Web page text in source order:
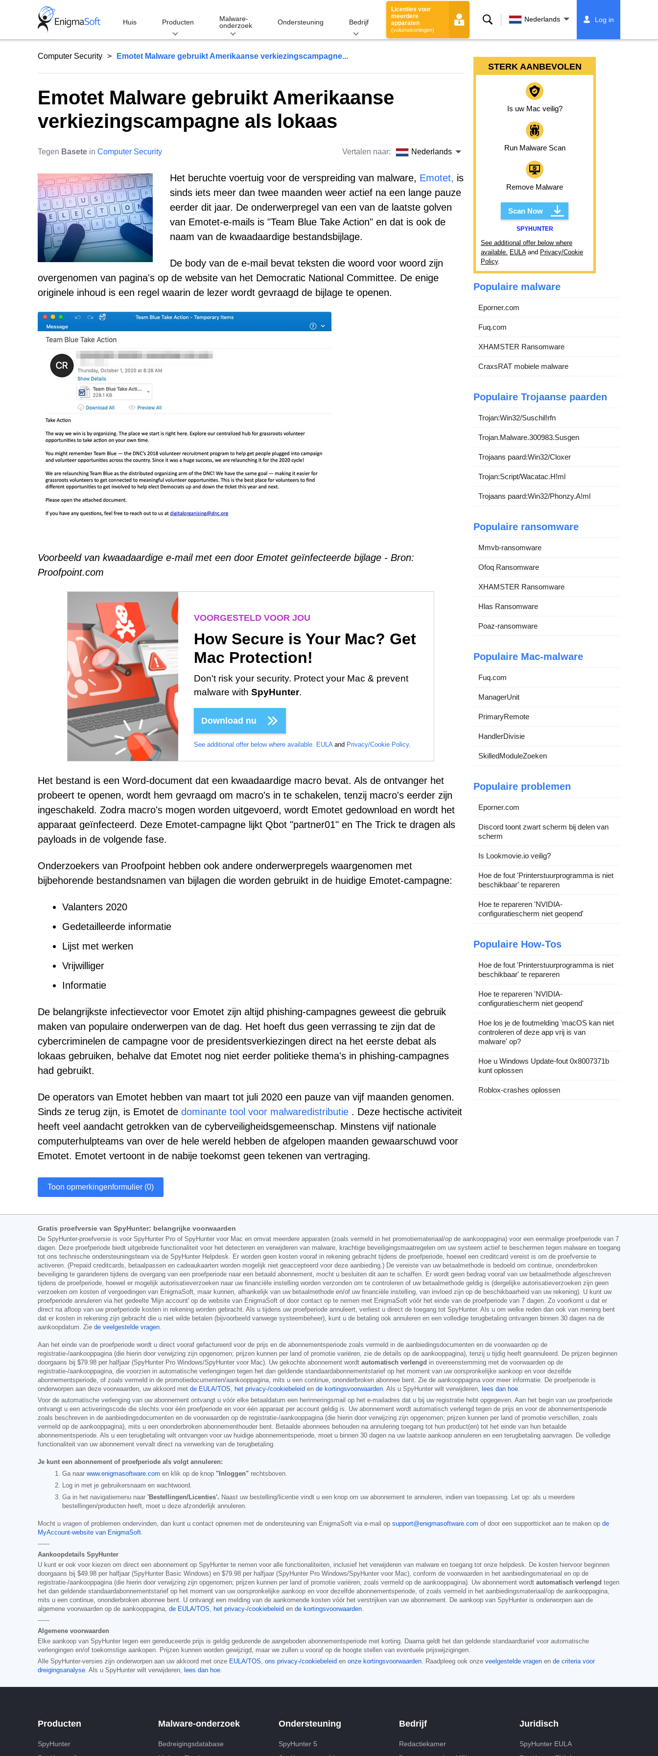
Huis Producten
Malware-
onderzoek
Ondersteuning Bedrijf
Licenties voor
meerdere
apparaten
(volumekortingen)
Zoeken Nederlands Log in
Computer Security Emotet Malware gebruikt Amerikaanse verkiezingscampagne...
Emotet Malware gebruikt Amerikaanse
verkiezingscampagne als lokaas
Tegen Basete in Computer Security Vertalen naar: Nederlands
Het beruchte voertuig voor de verspreiding van malware, Emotet, is
sinds iets meer dan twee maanden weer actief na een lange pauze
eerder dit jaar. De onderwerpregel van een van de laatste golven
van Emotet-e-mails is "Team Blue Take Action" en dat is ook de
naam van de kwaadaardige bestandsbijlage.
De body van de e-mail bevat teksten die woord voor woord zijn
overgenomen van pagina's op de website van het Democratic National Committee. De enige
originele inhoud is een regel waarin de lezer wordt gevraagd de bijlage te openen.
Voorbeeld van kwaadaardige e-mail met een door Emotet geïnfecteerde bijlage - Bron:
Proofpoint.com
VOORGESTELD VOOR JOU
How Secure is Your Mac? Get
Mac Protection!
Don't risk your security. Protect your Mac & prevent
malware with SpyHunter.
Download nu
See additional offer below where available. EULAand Privacy/Cookie Policy.
Het bestand is een Word-document dat een kwaadaardige macro bevat. Als de ontvanger het
probeert te openen, wordt hem gevraagd om macro's in te schakelen, tenzij macro's eerder zijn
ingeschakeld. Zodra macro's mogen worden uitgevoerd, wordt Emotet gedownload en wordt het
apparaat geïnfecteerd. Deze Emotet-campagne lijkt Qbot "partner01" en The Trick te dragen als
payloads in de volgende fase.
Onderzoekers van Proofpoint hebben ook andere onderwerpregels waargenomen met
bijbehorende bestandsnamen van bijlagen die worden gebruikt in de huidige Emotet-campagne:
Valanters 2020
Gedetailleerde informatie
Lijst met werken
Vrijwilliger
Informatie
De belangrijkste infectievector voor Emotet zijn altijd phishing-campagnes geweest die gebruik
maken van populaire onderwerpen van de dag. Het hoeft dus geen verrassing te zijn dat de
cybercriminelen de campagne voor de presidentsverkiezingen direct na het eerste debat als
lokaas gebruiken, behalve dat Emotet nog niet eerder politieke thema's in phishing-campagnes
had gebruikt.
De operators van Emotet hebben van maart tot juli 2020 een pauze van vijf maanden genomen.
Sinds ze terug zijn, is Emotet de dominante tool voor malwaredistributie . Deze hectische activiteit
heeft veel aandacht getrokken van de cyberveiligheidsgemeenschap. Minstens vijf nationale
computerhulpteams van over de hele wereld hebben de afgelopen maanden gewaarschuwd voor
Emotet. Emotet vertoont in de nabije toekomst geen tekenen van vertraging.
Toon opmerkingenformulier (0)
STERK AANBEVOLEN
Is uw Mac veilig?
Run Malware Scan
Remove Malware
Scan Now
SPYHUNTER
See additional offer below where
available. EULAand Privacy/Cookie
Policy.
Populaire malware
Eporner.com
Fuq.com
XHAMSTER Ransomware
CraxsRAT mobiele malware
Populaire Trojaanse paarden
Trojan:Win32/Suschil!rfn
Trojan.Malware.300983.Susgen
Trojaans paard:Win32/Cloxer
Trojan:Script/Wacatac.H!ml
Trojaans paard:Win32/Phonzy.A!ml
Populaire ransomware
Mmvb-ransomware
Ofoq Ransomware
XHAMSTER Ransomware
Hlas Ransomware
Poaz-ransomware
Populaire Mac-malware
Fuq.com
ManagerUnit
PrimaryRemote
HandlerDivisie
SkilledModuleZoeken
Populaire problemen
Eporner.com
Discord toont zwart scherm bij delen van
scherm
Is Lookmovie.io veilig?
Hoe de fout 'Printerstuurprogramma is niet
beschikbaar' te repareren
Hoe te repareren 'NVIDIA-
configuratiescherm niet geopend'
Populaire How-Tos
Hoe de fout 'Printerstuurprogramma is niet
beschikbaar' te repareren
Hoe te repareren 'NVIDIA-
configuratiescherm niet geopend'
Hoe los je de foutmelding 'macOS kan niet
controleren of deze app vrij is van
malware' op?
Hoe u Windows Update-fout 0x8007371b
kunt oplossen
Roblox-crashes oplossen
Gratis proefversie van SpyHunter: belangrijke voorwaarden
De SpyHunter-proefversie is voor SpyHunter Pro of SpyHunter voor Mac en omvat meerdere apparaten (zoals vermeld in het promotiemateriaal/op de aankooppagina) voor een eenmalige proefperiode van 7
dagen. Deze proefperiode biedt uitgebreide functionaliteit voor het detecteren en verwijderen van malware, krachtige beveiligingsmaatregelen om uw systeem actief te beschermen tegen malware en toegang
tot ons technische ondersteuningsteam via de SpyHunter Helpdesk. Er worden geen kosten vooraf in rekening gebracht tijdens de proefperiode, hoewel een creditcard vereist is om de proefversie te
activeren. (Prepaid creditcards, betaalpassen en cadeaukaarten worden mogelijk niet geaccepteerd voor deze aanbieding.) De vereiste van uw betaalmethode is bedoeld om continue, ononderbroken
beveiliging te garanderen tijdens de overgang van een proefperiode naar een betaald abonnement, mocht u besluiten dit aan te schaffen. Er wordt geen bedrag vooraf van uw betaalmethode afgeschreven
tijdens de proefperiode, hoewel er mogelijk autorisatieverzoeken naar uw financiële instelling worden verzonden om te controleren of uw betaalmethode geldig is (dergelijke autorisatieverzoeken zijn geen
verzoeken om kosten of vergoedingen van EnigmaSoft, maar kunnen, afhankelijk van uw betaalmethode en/of uw financiële instelling, van invloed zijn op de beschikbaarheid van uw rekening). U kunt uw
proefperiode annuleren via het gedeelte 'Mijn account' op de website van EnigmaSoft of door contact op te nemen met EnigmaSoft vóór het einde van de proefperiode van 7 dagen. Zo voorkomt u dat er
direct na afloop van uw proefperiode kosten in rekening worden gebracht. Als u tijdens uw proefperiode annuleert, verliest u direct de toegang tot SpyHunter. Als u om welke reden dan ook van mening bent
dat er kosten in rekening zijn gebracht die u niet wilde betalen (bijvoorbeeld vanwege systeembeheer), kunt u de betaling ook annuleren en een volledige terugbetaling ontvangen binnen 30 dagen na de
aankoopdatum. Zie de veelgestelde vragen
Aan het einde van de proefperiode wordt u direct vooraf gefactureerd voor de prijs en de abonnementsperiode zoals vermeld in de aanbiedingsdocumenten en de voorwaarden op de
registratie-/aankooppagina (die hierin door verwijzing zijn opgenomen; prijzen kunnen per land of promotie variëren, zie de details op de aankooppagina), tenzij u tijdig heeft geannuleerd. De prijzen beginnen
doorgaans bij $79.98 per halfjaar (SpyHunter Pro Windows/SpyHunter voor Mac). Uw gekochte abonnement wordt automatisch verlengd in overeenstemming met de voorwaarden op de
registratie-/aankooppagina, die voorzien in automatische verlengingen tegen het dan geldende standaardabonnementstarief op het moment van uw oorspronkelijke aankoop en voor dezelfde
abonnementsperiode, of zoals vermeld in de promotiedocumenten/aankooppagina, mits u een continue, ononderbroken abonnee bent. Zie de aankooppagina voor meer informatie. De proefperiode is
onderworpen aan deze voorwaarden, uw akkoord met de EULA/TOS het privacy-/cookiebeleid en de kortingsvoorwaarden . Als u SpyHunter wilt verwijderen, lees dan hoe
Voor de automatische verlenging van uw abonnement ontvangt u vóór elke betaaldatum een herinneringsmail op het e-mailadres dat u bij uw registratie hebt opgegeven. Aan het begin van uw proefperiode
ontvangt u een activeringscode die slechts voor één proefperiode en voor één apparaat per account geldig is. Uw abonnement wordt automatisch verlengd tegen de prijs en voor de abonnementsperiode
zoals beschreven in de aanbiedingsdocumenten en de voorwaarden op de registratie-/aankooppagina (die hierin door verwijzing zijn opgenomen; prijzen kunnen per land of promotie verschillen, zoals
vermeld op de aankooppagina), mits u een ononderbroken abonnementhouder bent. Betaalde abonnees behouden na annulering toegang tot hun product(en) tot het einde van hun betaalde
abonnementsperiode. Als u een terugbetaling wilt ontvangen voor uw huidige abonnementsperiode, moet u binnen 30 dagen na uw laatste aankoop annuleren en een terugbetaling aanvragen. De volledige
functionaliteit van uw abonnement vervalt direct na verwerking van de terugbetaling.
Je kunt een abonnement of proefperiode als volgt annuleren:
Ga naar www.enigmasoftware.com en klik op de knop "Inloggen" rechtsboven.
Log in met je gebruikersnaam en wachtwoord.
Ga in het navigatiemenu naar 'Bestellingen/Licenties'. Naast uw bestelling/licentie vindt u een knop om uw abonnement te annuleren, indien van toepassing. Let op: als u meerdere
bestellingen/producten heeft, moet u deze afzonderlijk annuleren.
Mocht u vragen of problemen ondervinden, dan kunt u contact opnemen met de ondersteuning van EnigmaSoft via e-mail op support@enigmasoftware.com of door een supportticket aan te maken op de
MyAccount-website van EnigmaSoft.
------
Aankoopdetails SpyHunter
U kunt er ook voor kiezen om direct een abonnement op SpyHunter te nemen voor alle functionaliteiten, inclusief het verwijderen van malware en toegang tot onze helpdesk. De kosten hiervoor beginnen
doorgaans bij $49.98 per halfjaar (SpyHunter Basic Windows) en $79.98 per halfjaar (SpyHunter Pro Windows/SpyHunter voor Mac), conform de voorwaarden in het aanbiedingsmateriaal en op de
registratie-/aankooppagina (die hierin door verwijzing zijn opgenomen; prijzen kunnen per land of promotie variëren, zoals vermeld op de aankooppagina). Uw abonnement wordt automatisch verlengd tegen
het dan geldende standaardabonnementstarief op het moment van uw oorspronkelijke aankoop en voor dezelfde abonnementsperiode, of zoals vermeld in het aanbiedingsmateriaal/op de aankooppagina,
mits u een continue, ononderbroken abonnee bent. U ontvangt een melding van de aankomende kosten vóór het verstrijken van uw abonnement. De aankoop van SpyHunter is onderworpen aan de
algemene voorwaarden op de aankooppagina, de EULA/TOS, het privacy-/cookiebeleid en de kortingsvoorwaarden.
------
Algemene voorwaarden
Elke aankoop van SpyHunter tegen een gereduceerde prijs is geldig gedurende de aangeboden abonnementsperiode met korting. Daarna geldt het dan geldende standaardtarief voor automatische
verlengingen en/of toekomstige aankopen. Prijzen kunnen worden gewijzigd, maar we zullen u vooraf op de hoogte stellen van eventuele prijswijzigingen.
Alle SpyHunter-versies zijn onderworpen aan uw akkoord met onze EULA/TOS, ons privacy-/cookiebeleid en onze kortingsvoorwaarden. Raadpleeg ook onze veelgestelde vragen en de criteria voor
dreigingsanalyse. Als u SpyHunter wilt verwijderen, lees dan hoe.
Producten
SpyHunter
Malware-onderzoek
Bedreigingsdatabase
Ondersteuning
SpyHunter 5
Bedrijf
Redactiekamer
Juridisch
SpyHunter EULA